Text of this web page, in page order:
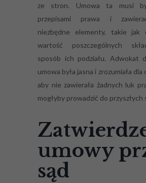
ze stron. Umowa ta musi
przepisami prawa i
niezbędne elementy, takie jak
wartość poszczególnych
sposób ich podziału. Adwokat
umowa była jasna i zrozumiała
aby nie zawierała żadnych luk
mogłyby prowadzić do przyszłych
umowy
sąd